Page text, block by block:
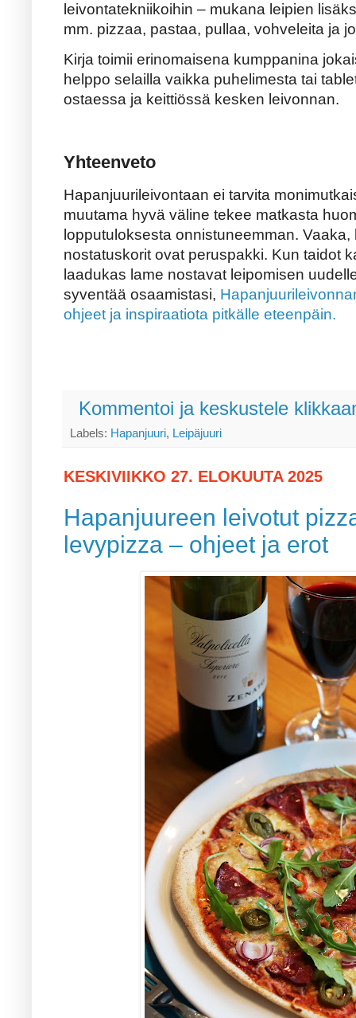
leivontatekniikoihin – mukana leipien
mm. pizzaa, pastaa, pullaa, vohveleita ja
Kirja toimii erinomaisena kumppanina
helppo selailla vaikka puhelimesta tai
ostaessa ja keittiössä kesken leivonnan.
Yhteenveto
Hapanjuurileivontaan ei tarvita
muutama hyvä väline tekee matkasta
lopputuloksesta onnistuneemman. Vaaka,
nostatuskorit ovat peruspakki. Kun taidot
laadukas lame nostavat leipomisen
syventää osaamistasi,
ohjeet ja inspiraatiota pitkälle eteenpäin.
Kommentoi ja keskustele
Labels: Hapanjuuri, Leipäjuuri
KESKIVIIKKO 27. ELOKUUTA 2025
Hapanjuureen leivotut
levypizza – ohjeet ja erot